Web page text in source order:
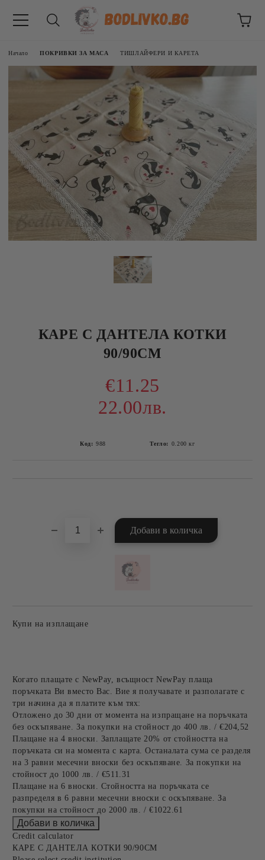
Начало ПОКРИВКИ ЗА МАСА ТИШЛАЙФЕРИ И КАРЕТА
КАРЕ С ДАНТЕЛА КОТКИ
90/90СМ
€11.25
22.00лв.
Код: 988 Тегло: 0.200 кг
Купи на изплащане
Когато плащате с NewPay, всъщност NewPay плаща
поръчката Ви вместо Вас. Вие я получавате и разполагате с
три начина да я платите към тях:
Отложено до 30 дни от момента на изпращане на поръчката
без оскъпяване. За покупки на стойност до 400 лв. / €204,52
Плащане на 4 вноски. Заплащате 20% от стойността на
поръчката си на момента с карта. Останалата сума се разделя
на 3 равни месечни вноски без оскъпяване. За покупки на
стойност до 1000 лв. / €511.31
Плащане на 6 вноски. Стойността на поръчката се
разпределя в 6 равни месечни вноски с оскъпяване. За
покупки на стойност до 2000 лв. / €1022.61
Credit calculator
КАРЕ С ДАНТЕЛА КОТКИ 90/90СМ